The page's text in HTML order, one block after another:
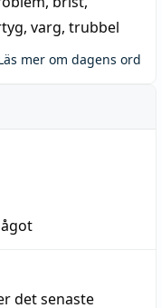
, varg, trubbel
mer om dagens ord
det senaste